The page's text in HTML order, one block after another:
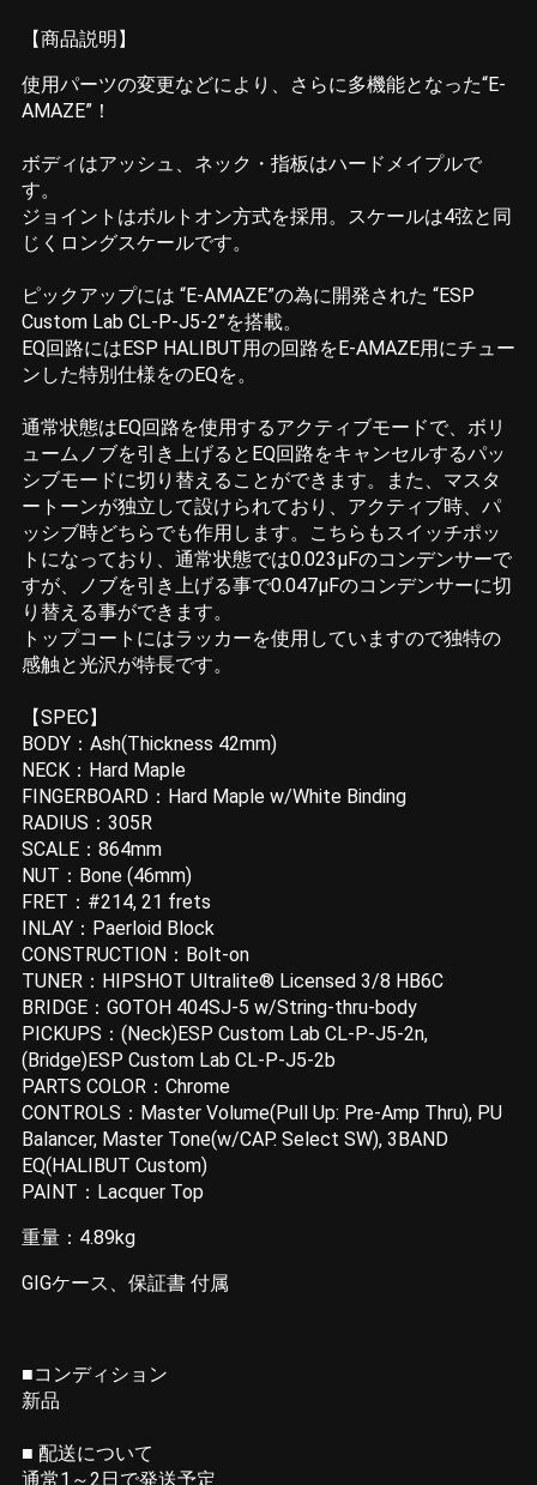
【商品説明】
使用パーツの変更などにより、さらに多機能となった“E-
AMAZE”！
ボディはアッシュ、ネック・指板はハードメイプルで
す。
ジョイントはボルトオン方式を採用。スケールは4弦と同
じくロングスケールです。
ピックアップには “E-AMAZE”の為に開発された “ESP
Custom Lab CL-P-J5-2”を搭載。
EQ回路にはESP HALIBUT用の回路をE-AMAZE用にチュー
ンした特別仕様をのEQを。
通常状態はEQ回路を使用するアクティブモードで、ボリ
ュームノブを引き上げるとEQ回路をキャンセルするパッ
シブモードに切り替えることができます。また、マスタ
ートーンが独立して設けられており、アクティブ時、パ
ッシブ時どちらでも作用します。こちらもスイッチポッ
トになっており、通常状態では0.023μFのコンデンサーで
すが、ノブを引き上げる事で0.047μFのコンデンサーに切
り替える事ができます。
トップコートにはラッカーを使用していますので独特の
感触と光沢が特長です。
【SPEC】
BODY：Ash(Thickness 42mm)
NECK：Hard Maple
FINGERBOARD：Hard Maple w/White Binding
RADIUS：305R
SCALE：864mm
NUT：Bone (46mm)
FRET：#214, 21 frets
INLAY：Paerloid Block
CONSTRUCTION：Bolt-on
TUNER：HIPSHOT Ultralite® Licensed 3/8 HB6C
BRIDGE：GOTOH 404SJ-5 w/String-thru-body
PICKUPS：(Neck)ESP Custom Lab CL-P-J5-2n,
(Bridge)ESP Custom Lab CL-P-J5-2b
PARTS COLOR：Chrome
CONTROLS：Master Volume(Pull Up: Pre-Amp Thru), PU
Balancer, Master Tone(w/CAP. Select SW), 3BAND
EQ(HALIBUT Custom)
PAINT：Lacquer Top
重量：4.89kg
GIGケース、保証書 付属
■コンディション
新品
■ 配送について
通常1～2日で発送予定